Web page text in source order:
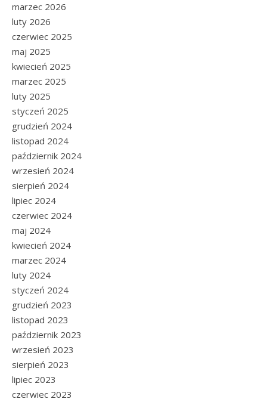
marzec 2026
luty 2026
czerwiec 2025
maj 2025
kwiecień 2025
marzec 2025
luty 2025
styczeń 2025
grudzień 2024
listopad 2024
październik 2024
wrzesień 2024
sierpień 2024
lipiec 2024
czerwiec 2024
maj 2024
kwiecień 2024
marzec 2024
luty 2024
styczeń 2024
grudzień 2023
listopad 2023
październik 2023
wrzesień 2023
sierpień 2023
lipiec 2023
czerwiec 2023